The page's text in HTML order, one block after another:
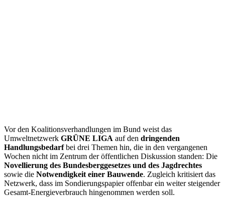
Vor den Koalitionsverhandlungen im Bund weist das
Umweltnetzwerk GRÜNE LIGA auf den dringenden
Handlungsbedarfbei drei Themen hin, die in den vergangenen
Wochen nicht im Zentrum der öffentlichen Diskussion standen: Die
Novellierung des Bundesberggesetzes und des Jagdrechtes
sowie die Notwendigkeit einer Bauwende. Zugleich kritisiert das
Netzwerk, dass im Sondierungspapier offenbar ein weiter steigender
Gesamt-Energieverbrauch hingenommen werden soll.